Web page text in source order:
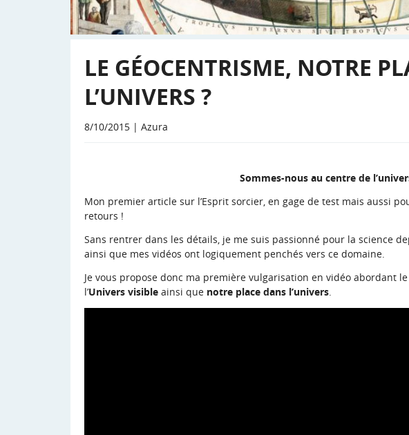
LE GÉOCENTRISME, NOTRE
L’UNIVERS ?
8/10/2015 | Azura
Sommes-nous au centre de
Mon premier article sur l’Esprit sorcier, en gage de test mais aussi
retours !
Sans rentrer dans les détails, je me suis passionné pour la science
ainsi que mes vidéos ont logiquement penchés vers ce domaine.
Je vous propose donc ma première vulgarisation en vidéo abordant le
l’Univers visible ainsi que notre place dans l’univers.